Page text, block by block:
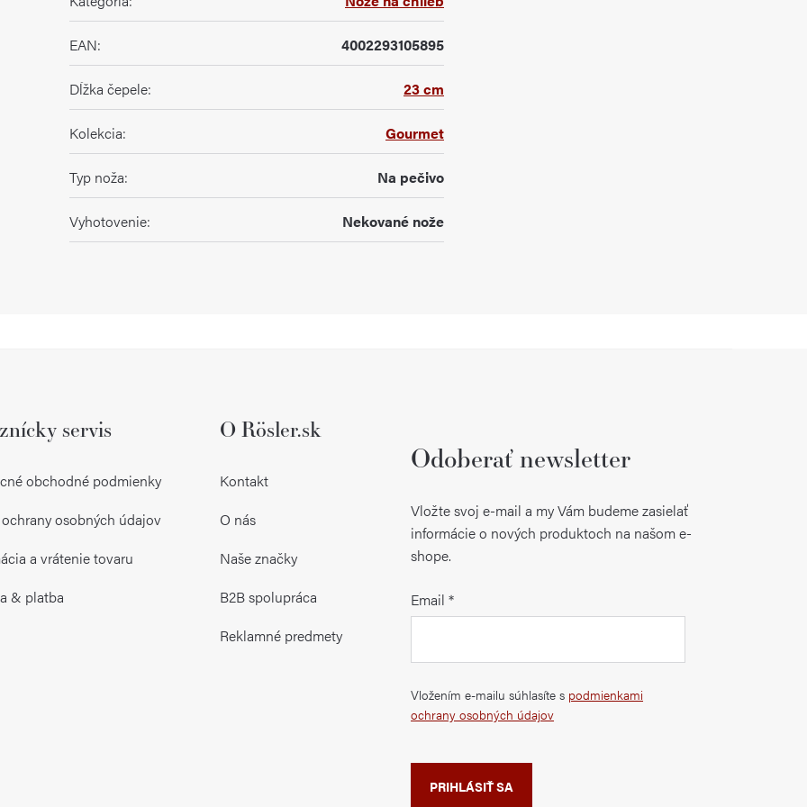
EAN: 4002293105895
Dĺžka čepele: 23 cm
Kolekcia: Gourmet
Typ noža: Na pečivo
Vyhotovenie: Nekované nože
servis
obchodné podmienky
osobných údajov
a vrátenie tovaru
& platba
O Rösler.sk
Kontakt
O nás
Naše značky
B2B spolupráca
Reklamné predmety
Odoberať newsletter
Vložte svoj e-mail a my Vám budeme zasielať
informácie o nových produktoch na našom e-
shope.
Email
Vložením e-mailu súhlasíte s podmienkami
ochrany osobných údajov
PRIHLÁSIŤ SA